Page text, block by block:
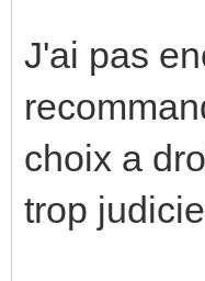
J'ai pas
choix a
trop